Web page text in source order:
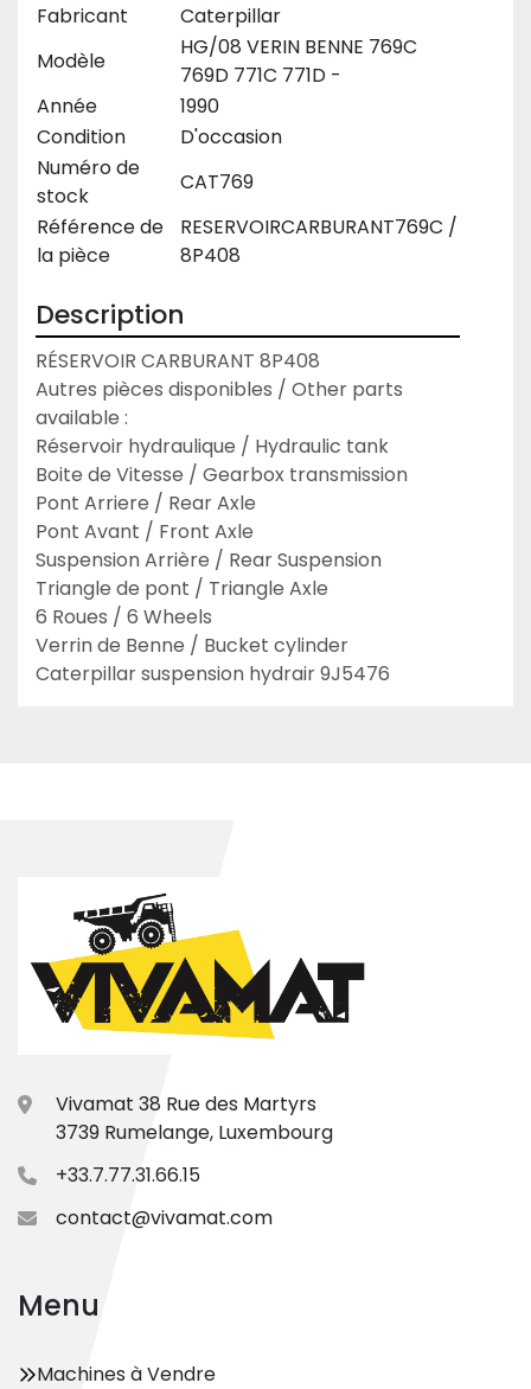
Fabricant
Caterpillar
Modèle
HG/08 VERIN BENNE 769C
769D 771C 771D -
Année
1990
Condition
D'occasion
Numéro de
stock
CAT769
Référence de
la pièce
RESERVOIRCARBURANT769C /
8P408
Description
RÉSERVOIR CARBURANT 8P408
Autres pièces disponibles / Other parts
available :
Réservoir hydraulique / Hydraulic tank
Boite de Vitesse / Gearbox transmission
Pont Arriere / Rear Axle
Pont Avant / Front Axle
Suspension Arrière / Rear Suspension
Triangle de pont / Triangle Axle
6 Roues / 6 Wheels
Verrin de Benne / Bucket cylinder
Caterpillar suspension hydrair 9J5476
Vivamat 38 Rue des Martyrs
3739 Rumelange, Luxembourg
+33.7.77.31.66.15
contact@vivamat.com
Menu
Machines à Vendre